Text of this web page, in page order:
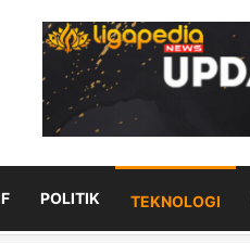
POLITIK TEKNOLOGI